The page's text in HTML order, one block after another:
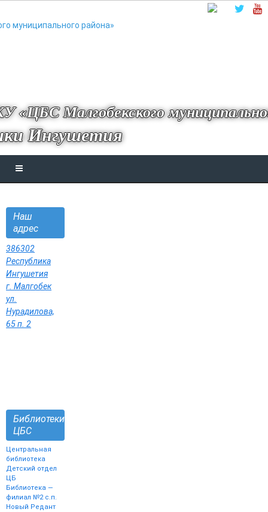
«ЦБС Малгобекского
Ингушетия
Наш
адрес
386302
Республика
Ингушетия
г. Малгобек
ул.
Нурадилова,
65 п. 2
Библиотеки
ЦБС
Центральная
библиотека
Детский отдел
ЦБ
Библиотека —
филиал №2 с.п.
Новый Редант